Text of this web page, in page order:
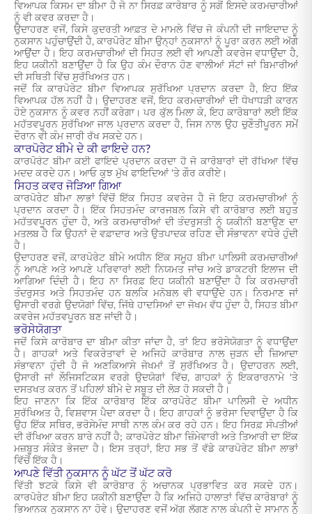
ਵਿਆਪਕ ਕਿਸਮ ਦਾ ਬੀਮਾ ਹੈ ਜੋ ਨਾ ਸਿਰਫ਼ ਕਾਰੋਬਾਰ ਨੂੰ ਸਗੋਂ ਇਸਦੇ ਕਰਮਚਾਰੀਆਂ
ਨੂੰ ਵੀ ਕਵਰ ਕਰਦਾ ਹੈ।
ਉਦਾਹਰਣ ਵਜੋਂ, ਕਿਸੇ ਕੁਦਰਤੀ ਆਫ਼ਤ ਦੇ ਮਾਮਲੇ ਵਿੱਚ ਜੋ ਕੰਪਨੀ ਦੀ ਜਾਇਦਾਦ ਨੂੰ
ਨੁਕਸਾਨ ਪਹੁੰਚਾਉਂਦੀ ਹੈ, ਕਾਰਪੋਰੇਟ ਬੀਮਾ ਉਨ੍ਹਾਂ ਨੁਕਸਾਨਾਂ ਨੂੰ ਪੂਰਾ ਕਰਨ ਲਈ ਅੱਗੇ
ਆਉਂਦਾ ਹੈ। ਇਹ ਕਰਮਚਾਰੀਆਂ ਦੀ ਸਿਹਤ ਲਈ ਵੀ ਆਪਣੀ ਕਵਰੇਜ ਵਧਾਉਂਦਾ ਹੈ,
ਇਹ ਯਕੀਨੀ ਬਣਾਉਂਦਾ ਹੈ ਕਿ ਉਹ ਕੰਮ ਦੌਰਾਨ ਹੋਣ ਵਾਲੀਆਂ ਸੱਟਾਂ ਜਾਂ ਬਿਮਾਰੀਆਂ
ਦੀ ਸਥਿਤੀ ਵਿੱਚ ਸੁਰੱਖਿਅਤ ਹਨ।
ਜਦੋਂ ਕਿ ਕਾਰਪੋਰੇਟ ਬੀਮਾ ਵਿਆਪਕ ਸੁਰੱਖਿਆ ਪ੍ਰਦਾਨ ਕਰਦਾ ਹੈ, ਇਹ ਇੱਕ
ਵਿਆਪਕ ਹੱਲ ਨਹੀਂ ਹੈ। ਉਦਾਹਰਣ ਵਜੋਂ, ਇਹ ਕਰਮਚਾਰੀਆਂ ਦੀ ਧੋਖਾਧੜੀ ਕਾਰਨ
ਹੋਏ ਨੁਕਸਾਨ ਨੂੰ ਕਵਰ ਨਹੀਂ ਕਰੇਗਾ। ਪਰ ਕੁੱਲ ਮਿਲਾ ਕੇ, ਇਹ ਕਾਰੋਬਾਰਾਂ ਲਈ ਇੱਕ
ਮਹੱਤਵਪੂਰਨ ਸੁਰੱਖਿਆ ਜਾਲ ਪ੍ਰਦਾਨ ਕਰਦਾ ਹੈ, ਜਿਸ ਨਾਲ ਉਹ ਚੁਣੌਤੀਪੂਰਨ ਸਮੇਂ
ਦੌਰਾਨ ਵੀ ਕੰਮ ਜਾਰੀ ਰੱਖ ਸਕਦੇ ਹਨ।
ਕਾਰਪੋਰੇਟ ਬੀਮੇ ਦੇ ਕੀ ਫਾਇਦੇ ਹਨ?
ਕਾਰਪੋਰੇਟ ਬੀਮਾ ਕਈ ਫਾਇਦੇ ਪ੍ਰਦਾਨ ਕਰਦਾ ਹੈ ਜੋ ਕਾਰੋਬਾਰਾਂ ਦੀ ਰੱਖਿਆ ਵਿੱਚ
ਮਦਦ ਕਰਦੇ ਹਨ। ਆਓ ਕੁਝ ਮੁੱਖ ਫਾਇਦਿਆਂ 'ਤੇ ਗੌਰ ਕਰੀਏ।
ਸਿਹਤ ਕਵਰ ਜੋੜਿਆ ਗਿਆ
ਕਾਰਪੋਰੇਟ ਬੀਮਾ ਲਾਭਾਂ ਵਿੱਚੋਂ ਇੱਕ ਸਿਹਤ ਕਵਰੇਜ ਹੈ ਜੋ ਇਹ ਕਰਮਚਾਰੀਆਂ ਨੂੰ
ਪ੍ਰਦਾਨ ਕਰਦਾ ਹੈ। ਇੱਕ ਸਿਹਤਮੰਦ ਕਾਰਜਬਲ ਕਿਸੇ ਵੀ ਕਾਰੋਬਾਰ ਲਈ ਬਹੁਤ
ਮਹੱਤਵਪੂਰਨ ਹੁੰਦਾ ਹੈ, ਅਤੇ ਕਰਮਚਾਰੀਆਂ ਦੀ ਤੰਦਰੁਸਤੀ ਨੂੰ ਯਕੀਨੀ ਬਣਾਉਣ ਦਾ
ਮਤਲਬ ਹੈ ਕਿ ਉਹਨਾਂ ਦੇ ਵਫ਼ਾਦਾਰ ਅਤੇ ਉਤਪਾਦਕ ਰਹਿਣ ਦੀ ਸੰਭਾਵਨਾ ਵਧੇਰੇ ਹੁੰਦੀ
ਹੈ।
ਉਦਾਹਰਣ ਵਜੋਂ, ਕਾਰਪੋਰੇਟ ਬੀਮੇ ਅਧੀਨ ਇੱਕ ਸਮੂਹ ਬੀਮਾ ਪਾਲਿਸੀ ਕਰਮਚਾਰੀਆਂ
ਨੂੰ ਆਪਣੇ ਅਤੇ ਆਪਣੇ ਪਰਿਵਾਰਾਂ ਲਈ ਨਿਯਮਤ ਜਾਂਚ ਅਤੇ ਡਾਕਟਰੀ ਇਲਾਜ ਦੀ
ਆਗਿਆ ਦਿੰਦੀ ਹੈ। ਇਹ ਨਾ ਸਿਰਫ਼ ਇਹ ਯਕੀਨੀ ਬਣਾਉਂਦਾ ਹੈ ਕਿ ਕਰਮਚਾਰੀ
ਤੰਦਰੁਸਤ ਅਤੇ ਸਿਹਤਮੰਦ ਹਨ ਬਲਕਿ ਮਨੋਬਲ ਵੀ ਵਧਾਉਂਦੇ ਹਨ। ਨਿਰਮਾਣ ਜਾਂ
ਉਸਾਰੀ ਵਰਗੇ ਉਦਯੋਗਾਂ ਵਿੱਚ, ਜਿੱਥੇ ਹਾਦਸਿਆਂ ਦਾ ਜੋਖਮ ਵੱਧ ਹੁੰਦਾ ਹੈ, ਸਿਹਤ ਬੀਮਾ
ਕਵਰੇਜ ਮਹੱਤਵਪੂਰਨ ਬਣ ਜਾਂਦੀ ਹੈ।
ਭਰੋਸੇਯੋਗਤਾ
ਜਦੋਂ ਕਿਸੇ ਕਾਰੋਬਾਰ ਦਾ ਬੀਮਾ ਕੀਤਾ ਜਾਂਦਾ ਹੈ, ਤਾਂ ਇਹ ਭਰੋਸੇਯੋਗਤਾ ਨੂੰ ਵਧਾਉਂਦਾ
ਹੈ। ਗਾਹਕਾਂ ਅਤੇ ਵਿਕਰੇਤਾਵਾਂ ਦੇ ਅਜਿਹੇ ਕਾਰੋਬਾਰ ਨਾਲ ਜੁੜਨ ਦੀ ਜ਼ਿਆਦਾ
ਸੰਭਾਵਨਾ ਹੁੰਦੀ ਹੈ ਜੋ ਅਣਕਿਆਸੇ ਜੋਖਮਾਂ ਤੋਂ ਸੁਰੱਖਿਅਤ ਹੈ। ਉਦਾਹਰਨ ਲਈ,
ਉਸਾਰੀ ਜਾਂ ਲੌਜਿਸਟਿਕਸ ਵਰਗੇ ਉਦਯੋਗਾਂ ਵਿੱਚ, ਗਾਹਕਾਂ ਨੂੰ ਇਕਰਾਰਨਾਮੇ 'ਤੇ
ਦਸਤਖਤ ਕਰਨ ਤੋਂ ਪਹਿਲਾਂ ਬੀਮੇ ਦੇ ਸਬੂਤ ਦੀ ਲੋੜ ਹੋ ਸਕਦੀ ਹੈ।
ਇਹ ਜਾਣਨਾ ਕਿ ਇੱਕ ਕਾਰੋਬਾਰ ਇੱਕ ਕਾਰਪੋਰੇਟ ਬੀਮਾ ਪਾਲਿਸੀ ਦੇ ਅਧੀਨ
ਸੁਰੱਖਿਅਤ ਹੈ, ਵਿਸ਼ਵਾਸ ਪੈਦਾ ਕਰਦਾ ਹੈ। ਇਹ ਗਾਹਕਾਂ ਨੂੰ ਭਰੋਸਾ ਦਿਵਾਉਂਦਾ ਹੈ ਕਿ
ਉਹ ਇੱਕ ਸਥਿਰ, ਭਰੋਸੇਮੰਦ ਸਾਥੀ ਨਾਲ ਕੰਮ ਕਰ ਰਹੇ ਹਨ। ਇਹ ਸਿਰਫ਼ ਸੰਪਤੀਆਂ
ਦੀ ਰੱਖਿਆ ਕਰਨ ਬਾਰੇ ਨਹੀਂ ਹੈ; ਕਾਰਪੋਰੇਟ ਬੀਮਾ ਜ਼ਿੰਮੇਵਾਰੀ ਅਤੇ ਤਿਆਰੀ ਦਾ ਇੱਕ
ਮਜ਼ਬੂਤ ਸੰਕੇਤ ਭੇਜਦਾ ਹੈ। ਇਸ ਤਰ੍ਹਾਂ, ਇਹ ਸਭ ਤੋਂ ਵੱਡੇ ਕਾਰਪੋਰੇਟ ਬੀਮਾ ਲਾਭਾਂ
ਵਿੱਚੋਂ ਇੱਕ ਹੈ।
ਆਪਣੇ ਵਿੱਤੀ ਨੁਕਸਾਨ ਨੂੰ ਘੱਟ ਤੋਂ ਘੱਟ ਕਰੋ
ਵਿੱਤੀ ਝਟਕੇ ਕਿਸੇ ਵੀ ਕਾਰੋਬਾਰ ਨੂੰ ਅਚਾਨਕ ਪ੍ਰਭਾਵਿਤ ਕਰ ਸਕਦੇ ਹਨ।
ਕਾਰਪੋਰੇਟ ਬੀਮਾ ਇਹ ਯਕੀਨੀ ਬਣਾਉਂਦਾ ਹੈ ਕਿ ਅਜਿਹੇ ਹਾਲਾਤਾਂ ਵਿੱਚ ਕਾਰੋਬਾਰਾਂ ਨੂੰ
ਭਿਆਨਕ ਨੁਕਸਾਨ ਨਾ ਹੋਵੇ। ਉਦਾਹਰਣ ਵਜੋਂ ਅੱਗ ਲੱਗਣ ਨਾਲ ਕੰਪਨੀ ਦੇ ਸਾਮਾਨ ਨੂੰ